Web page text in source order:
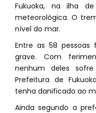
Fukuoka, na ilha
meteorológica. O
nível do mar.
Entre as 58 pessoas
grave. Com
nenhum deles
Prefeitura de
tenha danificado ao
Ainda segundo a